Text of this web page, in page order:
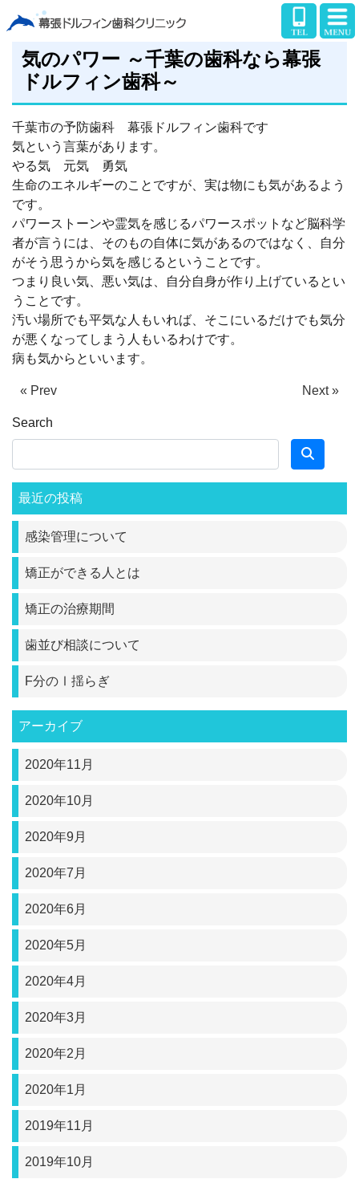
気のパワー ～千葉の歯科なら幕張
ドルフィン歯科～
千葉市の予防歯科 幕張ドルフィン歯科です
気という言葉があります。
やる気 元気 勇気
生命のエネルギーのことですが、実は物にも気があるよう
です。
パワーストーンや霊気を感じるパワースポットなど脳科学
者が言うには、そのもの自体に気があるのではなく、自分
がそう思うから気を感じるということです。
つまり良い気、悪い気は、自分自身が作り上げているとい
うことです。
汚い場所でも平気な人もいれば、そこにいるだけでも気分
が悪くなってしまう人もいるわけです。
病も気からといいます。
« Prev Next »
Search
最近の投稿
感染管理について
矯正ができる人とは
矯正の治療期間
歯並び相談について
F分のⅠ揺らぎ
アーカイブ
2020年11月
2020年10月
2020年9月
2020年7月
2020年6月
2020年5月
2020年4月
2020年3月
2020年2月
2020年1月
2019年11月
2019年10月